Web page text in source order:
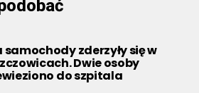
samochody zderzyły się w
Dwie osoby
do szpitala